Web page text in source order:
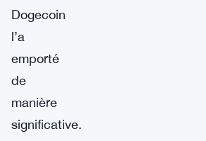
Dogecoin
l’a
emporté
de
manière
significative.